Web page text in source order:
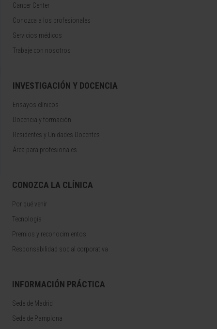
Cancer Center
Conozca a los profesionales
Servicios médicos
Trabaje con nosotros
INVESTIGACIÓN Y DOCENCIA
Ensayos clínicos
Docencia y formación
Residentes y Unidades Docentes
Área para profesionales
CONOZCA LA CLÍNICA
Por qué venir
Tecnología
Premios y reconocimientos
Responsabilidad social corporativa
INFORMACIÓN PRÁCTICA
Sede de Madrid
Sede de Pamplona